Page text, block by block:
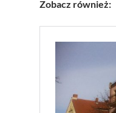
Zobacz również: